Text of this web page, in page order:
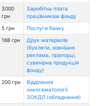
3000
грн
Заробітна плата
працівникам фонду
5 грн Послуги банку
188 грн
Друк матеріалів
(буклети, зовнішня
реклама, прапорці,
сувенірна продукція
фонду)
200 грн
Відділення
онкогематології
ЗОКДЛ (обладнання)